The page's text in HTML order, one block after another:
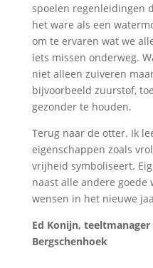
spoelen regenleidingen
het ware als een
om te ervaren wat we
iets missen onderweg.
niet alleen zuiveren
bijvoorbeeld zuurstof,
gezonder te houden.
Terug naar de otter. Ik
eigenschappen zoals
vrijheid symboliseert.
naast alle andere goede
wensen in het nieuwe
Ed Konijn,
Bergschenhoek